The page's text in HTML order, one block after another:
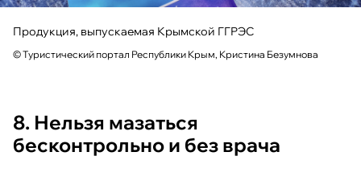
Продукция, выпускаемая Крымской ГГРЭС
© Туристический портал Республики Крым, Кристина Безумнова
8. Нельзя мазаться
бесконтрольно и без врача